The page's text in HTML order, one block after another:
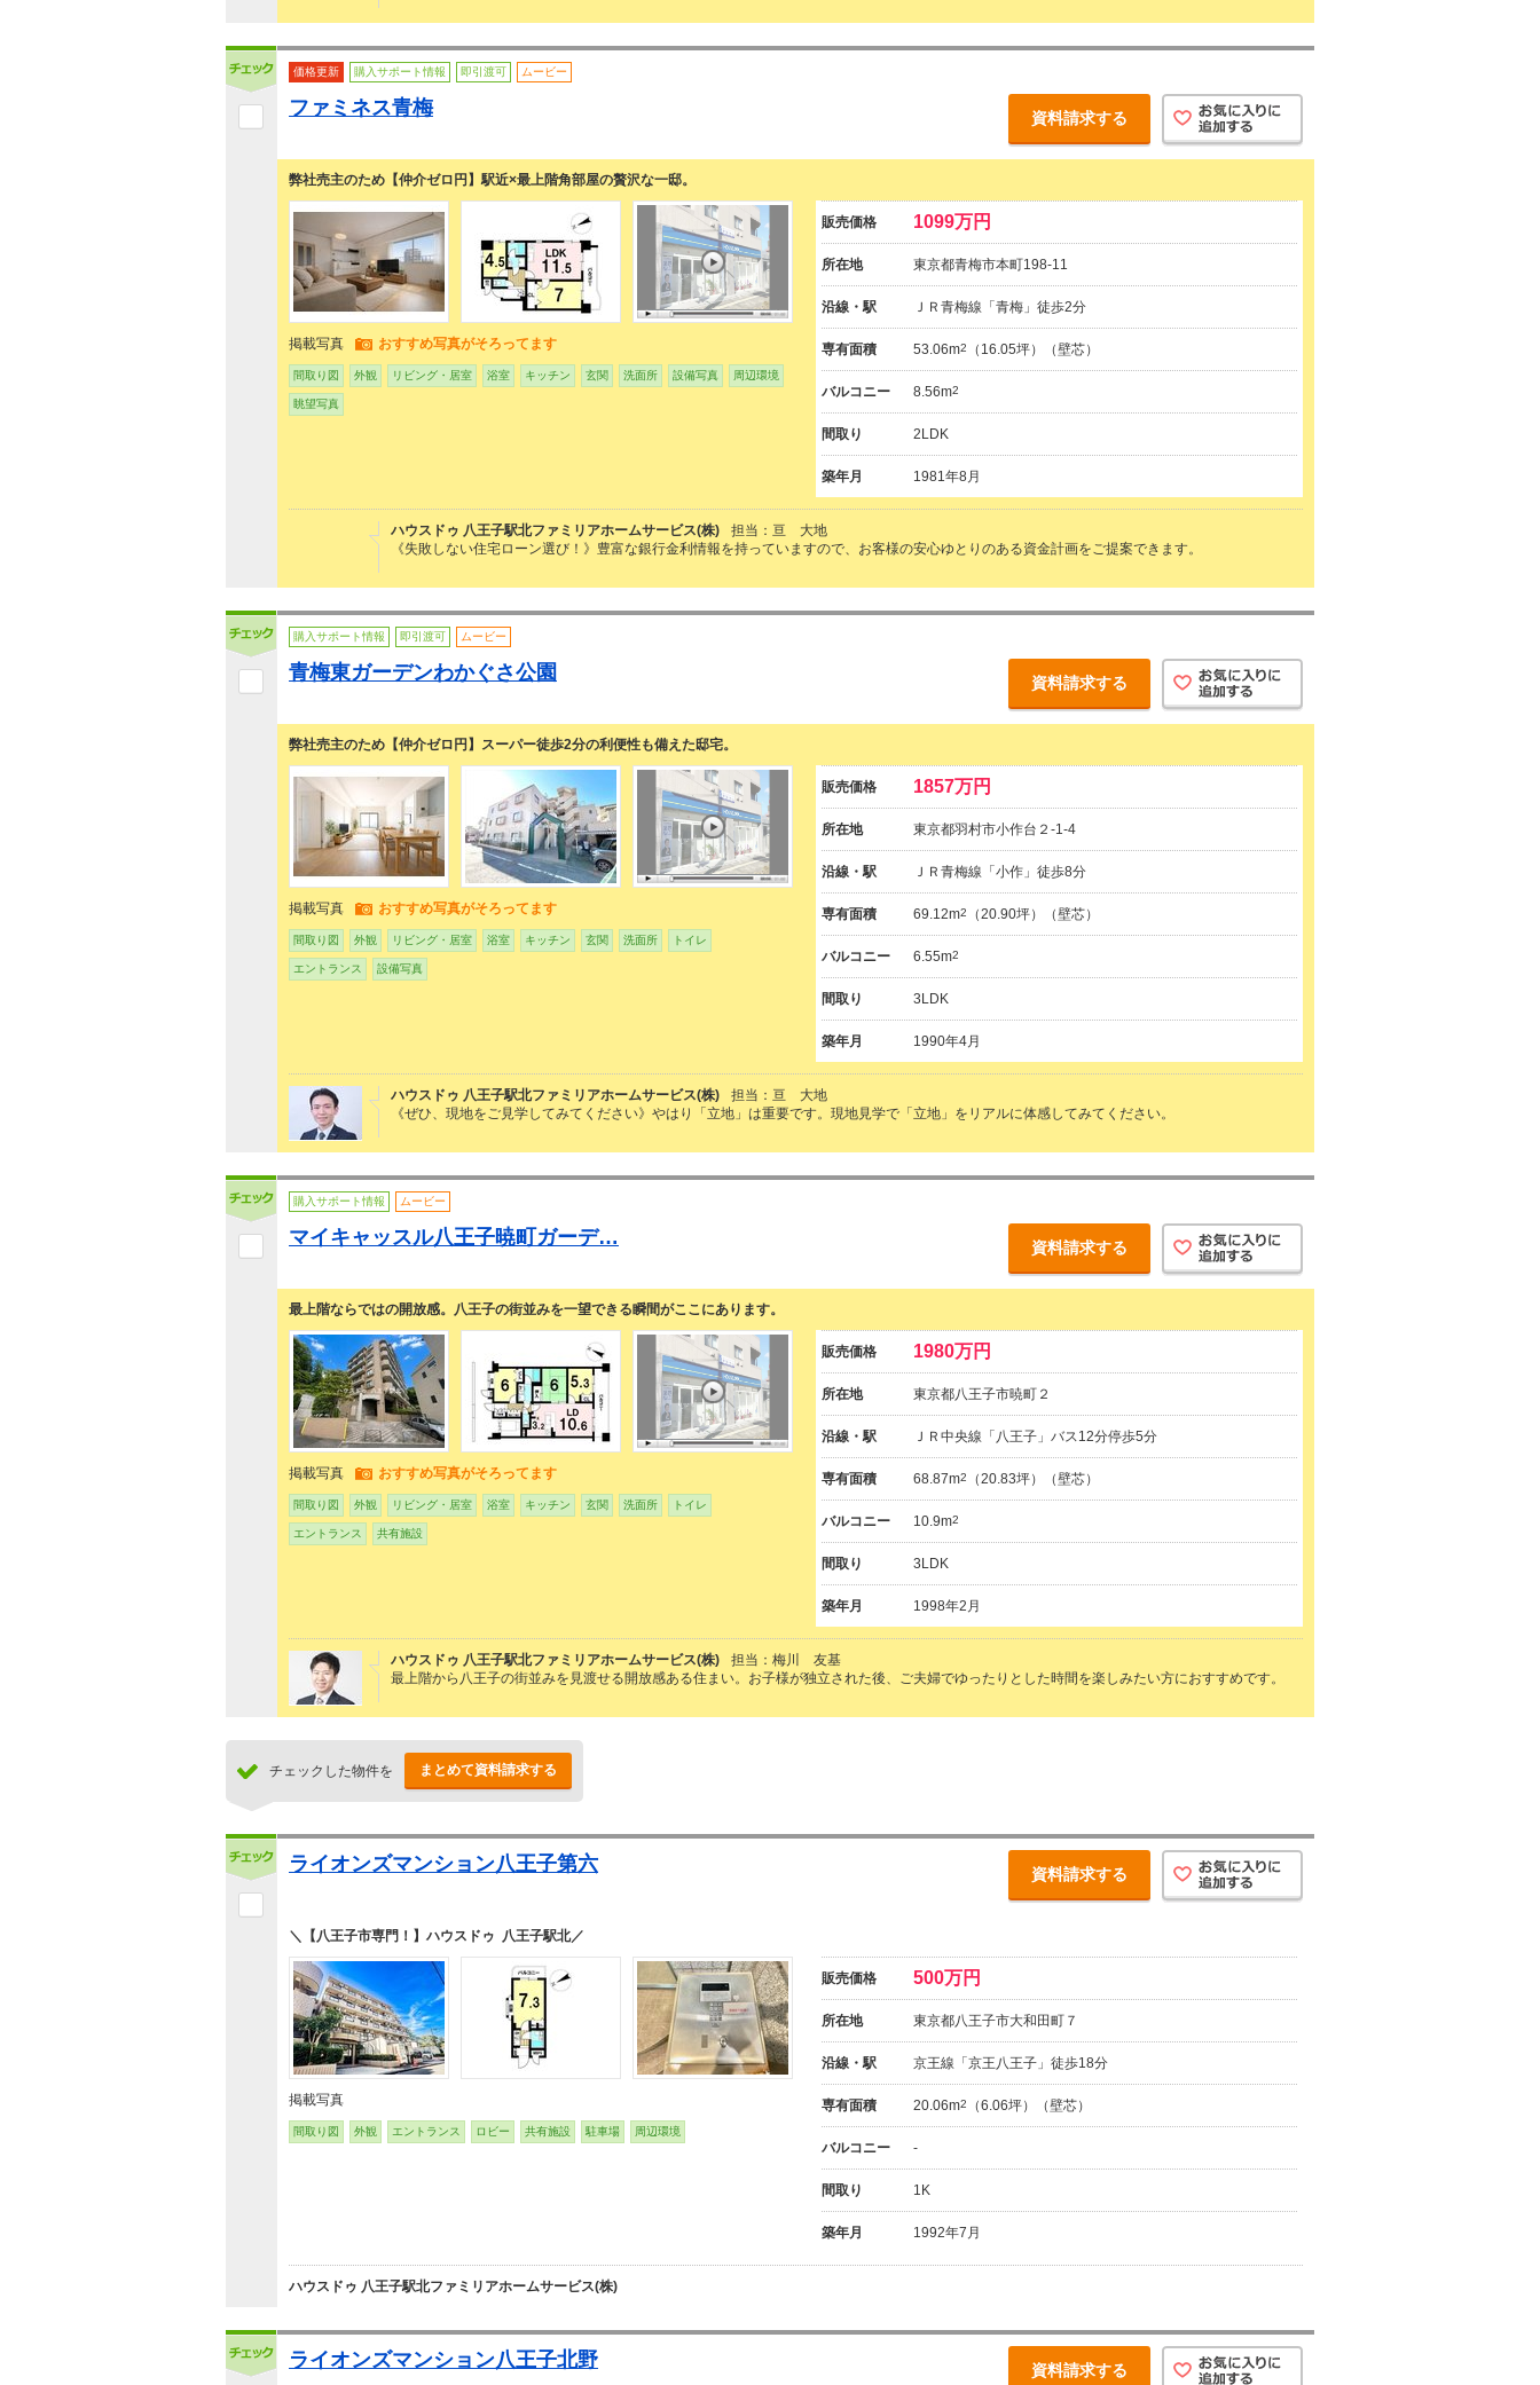
価格更新 購入サポート情報 即引渡可 ムービー
ファミネス青梅 資料請求する
弊社売主のため【仲介ゼロ円】駅近×最上階角部屋の贅沢な一邸。
掲載写真 おすすめ写真がそろってます
間取り図 外観 リビング・居室 浴室 キッチン 玄関 洗面所 設備写真 周辺環境
眺望写真
販売価格 1099万円
所在地 東京都青梅市本町198-11
沿線・駅 ＪＲ青梅線「青梅」徒歩2分
専有面積 53.06m2 （16.05坪）（壁芯）
バルコニー 8.56m2
間取り 2LDK
築年月 1981年8月
ハウスドゥ 八王子駅北ファミリアホームサービス(株)
担当：亘 大地
《失敗しない住宅ローン選び！》豊富な銀行金利情報を持っていますので、お客様の安心ゆとりのある資金計画をご提案できます。
購入サポート情報 即引渡可 ムービー
青梅東ガーデンわかぐさ公園 資料請求する
弊社売主のため【仲介ゼロ円】スーパー徒歩2分の利便性も備えた邸宅。
掲載写真 おすすめ写真がそろってます
間取り図 外観 リビング・居室 浴室 キッチン 玄関 洗面所 トイレ
エントランス 設備写真
販売価格 1857万円
所在地 東京都羽村市小作台２-1-4
沿線・駅 ＪＲ青梅線「小作」徒歩8分
専有面積 69.12m2 （20.90坪）（壁芯）
バルコニー 6.55m2
間取り 3LDK
築年月 1990年4月
ハウスドゥ 八王子駅北ファミリアホームサービス(株)
担当：亘 大地
《ぜひ、現地をご見学してみてください》やはり「立地」は重要です。現地見学で「立地」をリアルに体感してみてください。
購入サポート情報 ムービー
マイキャッスル八王子暁町ガーデ… 資料請求する
最上階ならではの開放感。八王子の街並みを一望できる瞬間がここにあります。
掲載写真 おすすめ写真がそろってます
間取り図 外観 リビング・居室 浴室 キッチン 玄関 洗面所 トイレ
エントランス 共有施設
販売価格 1980万円
所在地 東京都八王子市暁町２
沿線・駅 ＪＲ中央線「八王子」バス12分停歩5分
専有面積 68.87m2 （20.83坪）（壁芯）
バルコニー 10.9m2
間取り 3LDK
築年月 1998年2月
ハウスドゥ 八王子駅北ファミリアホームサービス(株)
担当：梅川 友基
最上階から八王子の街並みを見渡せる開放感ある住まい。お子様が独立された後、ご夫婦でゆったりとした時間を楽しみたい方におすすめです。
チェックした物件を まとめて資料請求する
ライオンズマンション八王子第六 資料請求する
＼【八王子市専門！】ハウスドゥ 八王子駅北／
掲載写真
間取り図 外観 エントランス ロビー 共有施設 駐車場 周辺環境
販売価格 500万円
所在地 東京都八王子市大和田町７
沿線・駅 京王線「京王八王子」徒歩18分
専有面積 20.06m2 （6.06坪）（壁芯）
バルコニー -
間取り 1K
築年月 1992年7月
ハウスドゥ 八王子駅北ファミリアホームサービス(株)
ライオンズマンション八王子北野 資料請求する